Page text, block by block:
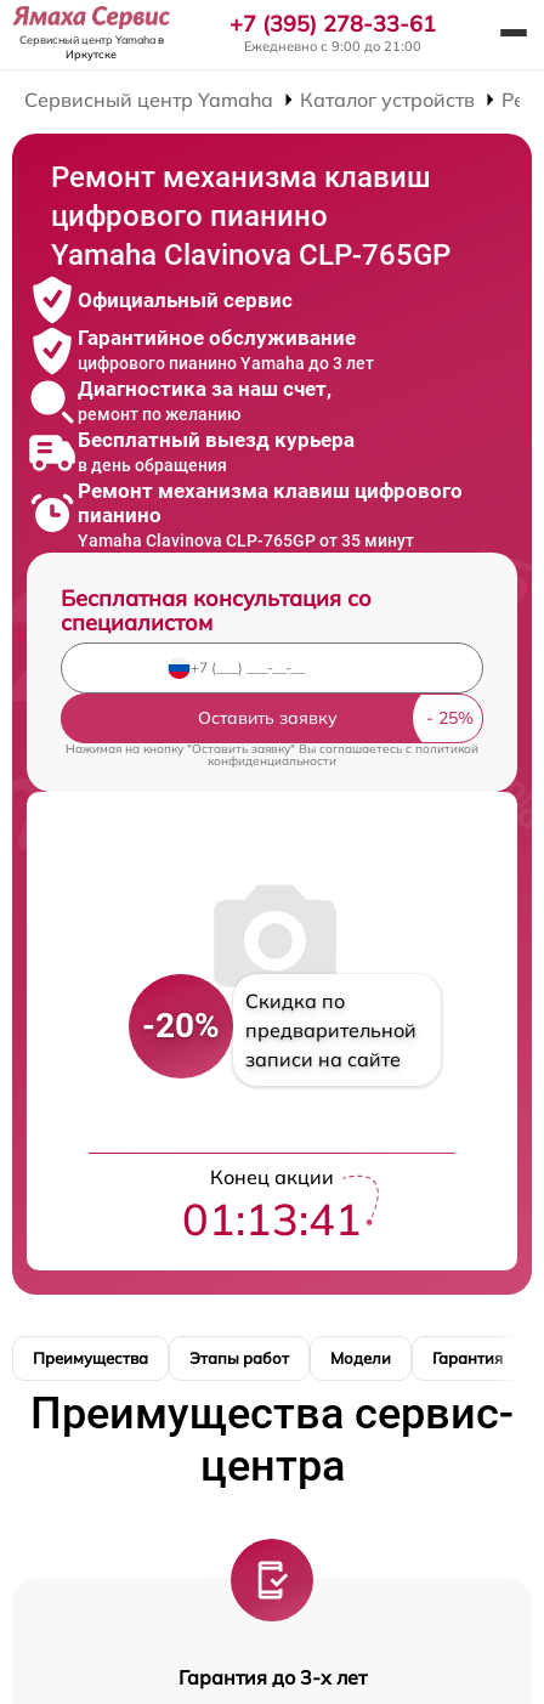
Сервисный центр Yamahaв
Иркутске
+7 (395) 278-33-61
Ежедневно с 9:00 до 21:00
Сервисный центр Yamaha Каталог устройств
Ремонт механизма клавиш
цифрового пианино
Yamaha Clavinova CLP-765GP
Официальный сервис
Гарантийное обслуживание
цифрового пианино Yamaha до 3 лет
Диагностика за наш счет,
ремонт по желанию
Бесплатный выезд курьера
в день обращения
Ремонт механизма клавиш цифрового
пианино
Yamaha Clavinova CLP-765GP от 35 минут
Бесплатная консультация со
специалистом
Оставить заявку
Нажимая на кнопку "Оставить заявку" Вы соглашаетесь cполитикой
конфиденциальности
-20%
Скидка по
предварительной
записи на сайте
Конец акции
01:13:40
Преимущества Этапы работ Модели Гарантия
Преимущества сервис-
центра
Гарантия до 3-х лет